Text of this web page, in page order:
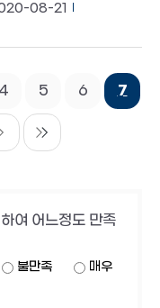
08-21
4 5 6 7
여 어느정도 만족
불만족
매우